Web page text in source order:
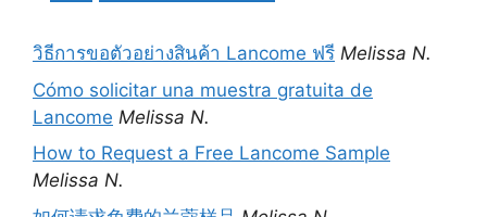
วิธีการขอตัวอย่างสินค้า Lancome ฟรี Melissa N.
Cómo solicitar una muestra gratuita de
Lancome Melissa N.
How to Request a Free Lancome Sample
Melissa N.